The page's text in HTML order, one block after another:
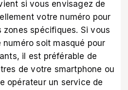
si vous envisagez de
votre numéro pour
zones spécifiques. Si vous
soit masqué pour
il est préférable de
de votre smartphone ou
opérateur un service de